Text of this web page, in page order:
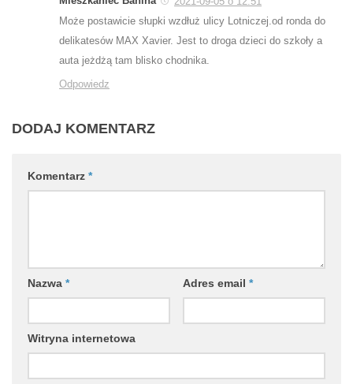
Może postawicie słupki wzdłuż ulicy Lotniczej.od ronda do
delikatesów MAX Xavier. Jest to droga dzieci do szkoły a
auta jeżdżą tam blisko chodnika.
Odpowiedz
DODAJ KOMENTARZ
Komentarz *
Nazwa * Adres email *
Witryna internetowa